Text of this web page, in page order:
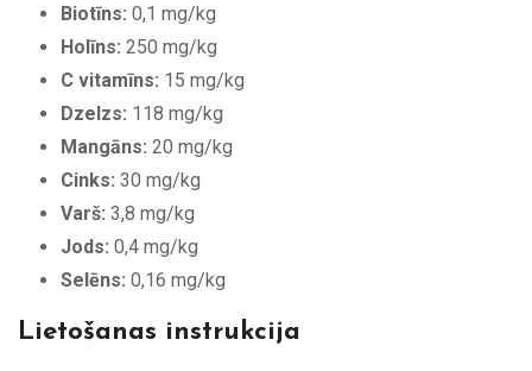
Biotīns: 0,1 mg/kg
Holīns: 250 mg/kg
C vitamīns: 15 mg/kg
Dzelzs: 118 mg/kg
Mangāns: 20 mg/kg
Cinks: 30 mg/kg
Varš: 3,8 mg/kg
Jods: 0,4 mg/kg
Selēns: 0,16 mg/kg
Lietošanas instrukcija